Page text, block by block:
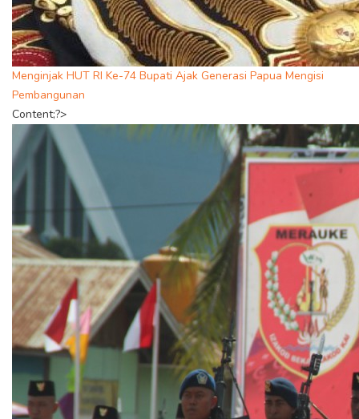
Menginjak HUT RI Ke-74 Bupati Ajak Generasi Papua Mengisi
Pembangunan
Content;?>